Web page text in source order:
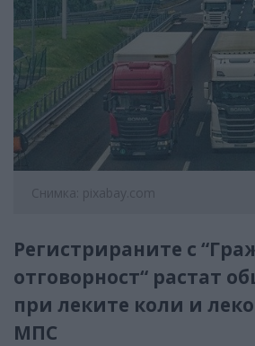
Снимка: pixabay.com
Регистрираните с
отговорност“ растат
при леките коли и
МПС